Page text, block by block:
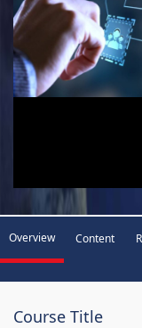
Overview Content
Course Title